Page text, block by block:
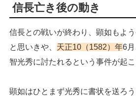
信長亡き後の動き
信長との戦いが終わり、顕如もよ
と思いきや、 天正10（1582）年6
智光秀に討たれるという事件が起こ
顕如はひとまず光秀に書状を送ろ